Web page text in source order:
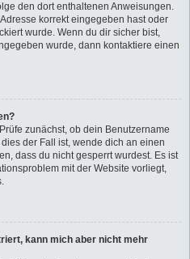
den dort enthaltenen Anweisungen.
korrekt eingegeben hast oder
wurde. Wenn du dir sicher bist,
wurde, dann kontaktiere einen
zunächst, ob dein Benutzername
der Fall ist, wende dich an einen
dass du nicht gesperrt wurdest. Es ist
mit der Website vorliegt,
kann mich aber nicht mehr